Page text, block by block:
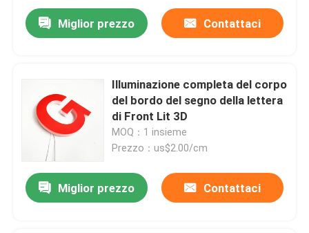
Miglior prezzo Contattaci
Illuminazione completa del corpo
del bordo del segno della lettera
di Front Lit 3D
MOQ：1 insieme
Prezzo：us$2.00/cm
Miglior prezzo Contattaci